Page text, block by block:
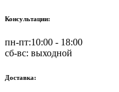
Консультации:
пн-пт:10:00 - 18:00
сб-вс: выходной
Доставка: